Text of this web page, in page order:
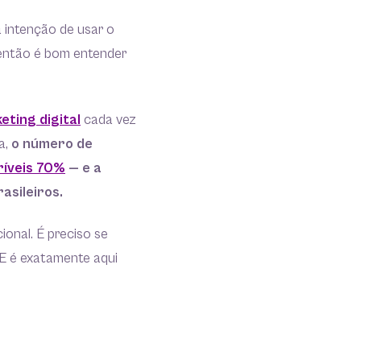
de usar o
é bom entender
digital cada vez
o número de
70% — e a
É preciso se
é exatamente aqui